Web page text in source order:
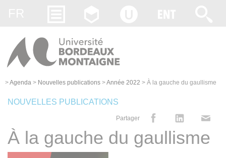
>Agenda > Nouvelles publications >Année 2022 > À la gauche du gaullisme
NOUVELLES PUBLICATIONS
Partager
À la gauche du gaullisme